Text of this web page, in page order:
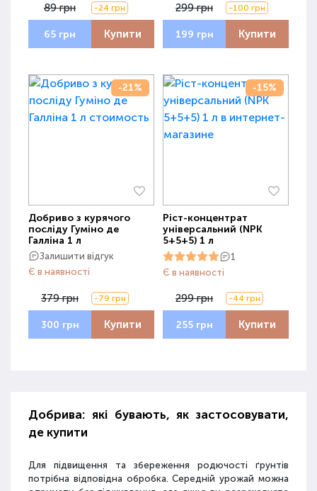
89 грн -24 грн
65 грн Купити
299 грн -100 грн
199 грн Купити
-21%
Добриво з курячого
посліду Гуміно де
Галліна 1 л
Залишити відгук
Є в наявності
379 грн -79 грн
300 грн Купити
-15%
Ріст-концентрат
універсальний (NPK
5+5+5) 1 л
1
Є в наявності
299 грн -44 грн
255 грн Купити
Добрива: які бувають, як застосовувати,
де купити
Для підвищення та збереження родючості ґрунтів
потрібна відповідна обробка. Середній урожай можна